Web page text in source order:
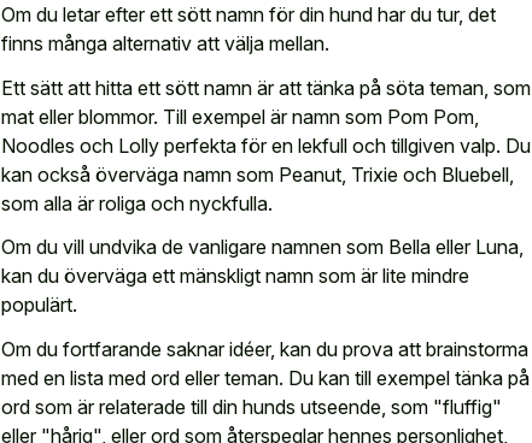
Om du letar efter ett sött namn för din hund har du tur, det
finns många alternativ att välja mellan.
Ett sätt att hitta ett sött namn är att tänka på söta teman, som
mat eller blommor. Till exempel är namn som Pom Pom,
Noodles och Lolly perfekta för en lekfull och tillgiven valp. Du
kan också överväga namn som Peanut, Trixie och Bluebell,
som alla är roliga och nyckfulla.
Om du vill undvika de vanligare namnen som Bella eller Luna,
kan du överväga ett mänskligt namn som är lite mindre
populärt.
Om du fortfarande saknar idéer, kan du prova att brainstorma
med en lista med ord eller teman. Du kan till exempel tänka på
ord som är relaterade till din hunds utseende, som "fluffig"
eller "hårig", eller ord som återspeglar hennes personlighet,